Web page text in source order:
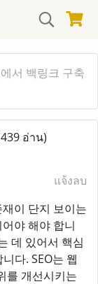
서 백링크 구축
อ่าน)
แจ้งลบ
이 단지 보이는
야 해야 합니
데 있어서 핵심
다. SEO는 웹
를 개선시키는